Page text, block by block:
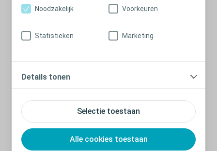
Selectie toestaan
Alle cookies toestaan
Noodzakelijk Voorkeuren
Statistieken Marketing
Details tonen
Seksualiteit na een stomaoperatie
Ontvang uw persoonlijke